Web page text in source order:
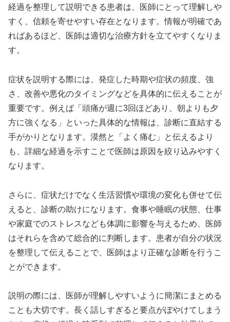
経過を整理して説明できる患者は、医師にとって理解しや
すく、信頼を寄せやすい存在となります。情報が明確であ
ればあるほど、医師は適切な治療方針を立てやすくなりま
す。
症状を説明する際には、発症した時期や症状の頻度、強
さ、改善や悪化のタイミングなどを具体的に伝えることが
重要です。例えば「頭痛が週に3回ほどあり、朝よりも夕
方に強くなる」といった具体的な情報は、診断に直結する
手がかりとなります。漠然と「よく痛む」と伝えるより
も、詳細な経過を示すことで医師は原因を絞り込みやすく
なります。
さらに、症状だけでなく生活習慣や環境の変化も併せて伝
えると、診断の助けになります。食事や睡眠の状態、仕事
や家庭でのストレスなども体調に影響を与えるため、医師
はそれらを含めて総合的に判断します。患者が自分の状況
を整理して伝えることで、医師はより正確な診断を行うこ
とができます。
説明の際には、医師が理解しやすいように簡潔にまとめる
ことも大切です。長く話しすぎると要点がぼやけてしまう